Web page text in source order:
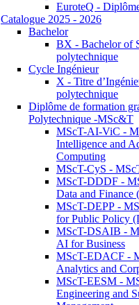
EuroteQ -
Catalogue 2025 - 2026
Bachelor
BX - Bachelor of
polytechnique
Cycle Ingénieur
X - Titre
polytechnique
Diplôme de formation
Polytechnique -MSc&T
MScT-AI-ViC -
Intelligence and
Computing
MScT-CyS -
MScT-DDDF -
Data and
MScT-DEPP -
for Public Policy
MScT-DSAIB -
AI for Business
MScT-EDACF -
Analytics and
MScT-EESM -
Engineering and